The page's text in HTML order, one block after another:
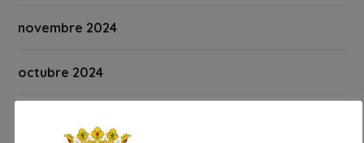
novembre 2024
octubre 2024